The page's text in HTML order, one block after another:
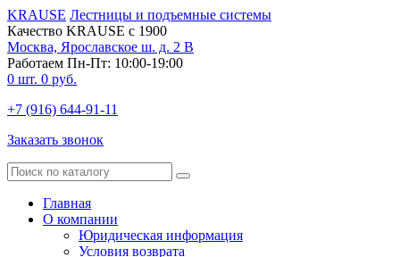
KRAUSE Лестницы и подъемные системы
Качество KRAUSE с 1900
Москва, Ярославское ш. д. 2 В
Работаем Пн-Пт: 10:00-19:00
0 шт. 0 руб.
+7 (916) 644-91-11
Заказать звонок
Главная
О компании
Юридическая информация
Условия возврата